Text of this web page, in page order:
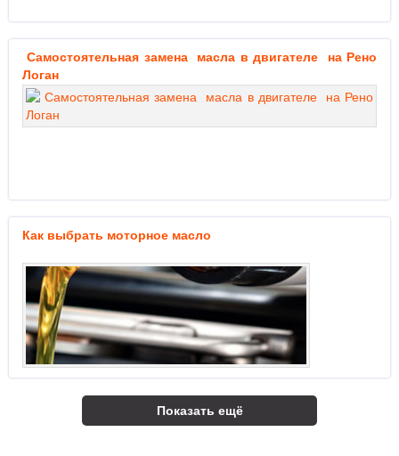
Самостоятельная замена масла в двигателе на Рено
Логан
Как выбрать моторное масло
Показать ещё